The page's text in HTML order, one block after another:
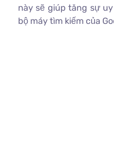
này sẽ giúp tăng sự
bộ máy tìm kiếm của